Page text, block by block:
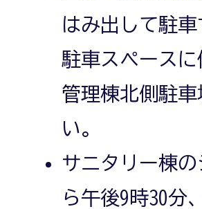
はみ出して駐
駐車スペース
管理棟北側駐
い。
サニタリー棟
ら午後9時30分